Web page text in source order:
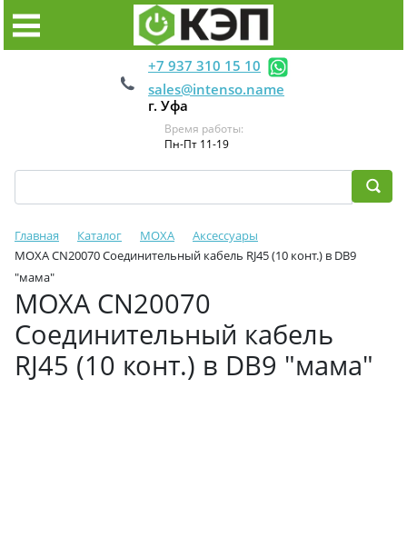
+7 937 310 15 10
sales@intenso.name
г. Уфа
Время работы:
Пн-Пт 11-19
Главная Каталог MOXA
Аксессуары
MOXA CN20070 Cоединительный кабель RJ45 (10 конт.) в DB9
"мама"
MOXA CN20070
Cоединительный кабель
RJ45 (10 конт.) в DB9 "мама"